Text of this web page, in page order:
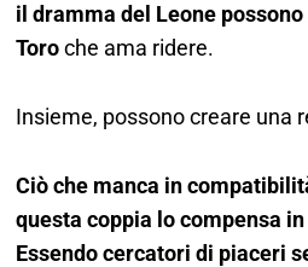
il dramma del Leone
Toroche ama ridere.
Insieme, possono creare una
Ciò che manca in
questa coppia lo compensa
Essendo cercatori di piaceri